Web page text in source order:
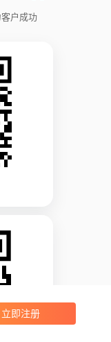
户成功
立即注册